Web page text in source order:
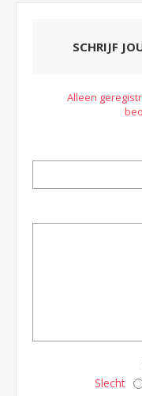
SCHRIJF
Alleen
Slecht